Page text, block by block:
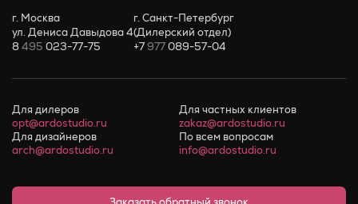
г. Москва
ул. Дениса Давыдова 4
8495 023-77-75
г. Санкт-Петербург
(Дилерский отдел)
+7977089-57-04
Для дилеров
opt@ardostudio.ru
Для частных клиентов
zakaz@ardostudio.ru
Для дизайнеров
arch@ardostudio.ru
По всем вопросам
info@ardostudio.ru